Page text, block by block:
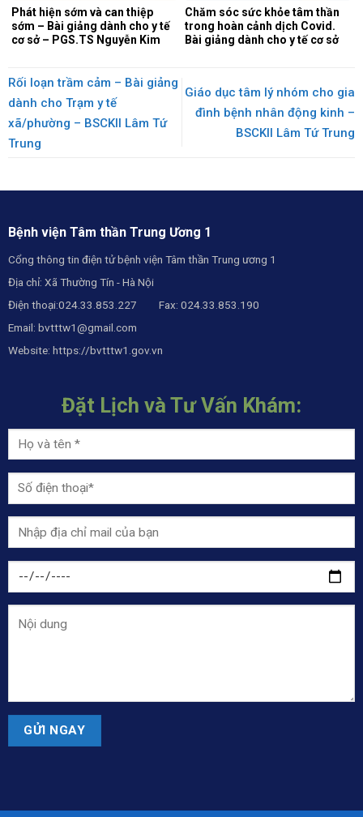
Phát hiện sớm và can thiệp
sớm – Bài giảng dành cho y tế
cơ sở – PGS.TS Nguyễn Kim
Chăm sóc sức khỏe tâm thần
trong hoàn cảnh dịch Covid.
Bài giảng dành cho y tế cơ sở
Rối loạn trầm cảm – Bài giảng
dành cho Trạm y tế
xã/phường – BSCKII Lâm Tứ
Trung
Giáo dục tâm lý nhóm cho gia
đình bệnh nhân động kinh –
BSCKII Lâm Tứ Trung
Bệnh viện Tâm thần Trung Ương 1
Cổng thông tin điện tử bệnh viện Tâm thần Trung ương 1
Địa chỉ: Xã Thường Tín - Hà Nội
Điện thoại:024.33.853.227 Fax: 024.33.853.190
Email: bvtttw1@gmail.com
Website: https://bvtttw1.gov.vn
Đặt Lịch và Tư Vấn Khám: